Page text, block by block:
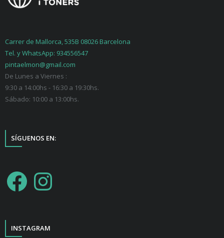
Carrer de Mallorca, 535B 08026 Barcelona
Tel. y WhatsApp: 934556547
pintaelmon@gmail.com
De Lunes a Viernes :
9:30 a 14:00hs - 16:30 a 19:30hs.
Sábado: 10:00 a 13:00hs.
SÍGUENOS EN:
INSTAGRAM